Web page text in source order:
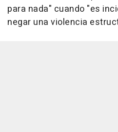
para nada" cuando "es
negar una violencia